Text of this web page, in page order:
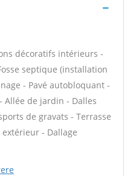
décoratifs intérieurs -
septique (installation
- Pavé autobloquant -
Allée de jardin - Dalles
de gravats - Terrasse
- Dallage